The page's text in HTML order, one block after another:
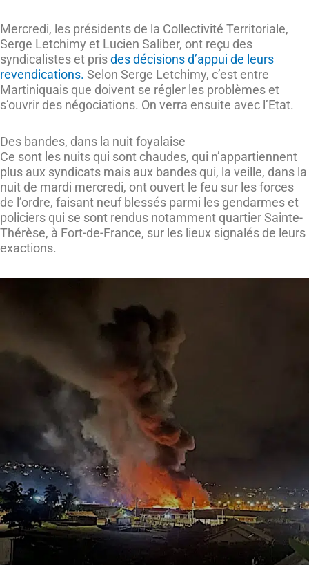
Mercredi, les présidents de la Collectivité Territoriale,
Serge Letchimy et Lucien Saliber, ont reçu des
syndicalistes et prisdes décisions d’appui de leurs
revendications. Selon Serge Letchimy, c’est entre
Martiniquais que doivent se régler les problèmes et
s’ouvrir des négociations. On verra ensuite avec l’Etat.
Des bandes, dans la nuit foyalaise
Ce sont les nuits qui sont chaudes, qui n’appartiennent
plus aux syndicats mais aux bandes qui, la veille, dans la
nuit de mardi mercredi, ont ouvert le feu sur les forces
de l’ordre, faisant neuf blessés parmi les gendarmes et
policiers qui se sont rendus notamment quartier Sainte-
Thérèse, à Fort-de-France, sur les lieux signalés de leurs
exactions.